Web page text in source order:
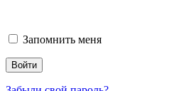
Запомнить меня